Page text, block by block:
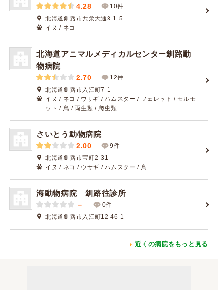
4.28
10件
北海道釧路市共栄大通8-1-5
イヌ / ネコ
北海道アニマルメディカルセンター釧路動
物病院
2.70
12件
北海道釧路市入江町7-1
イヌ / ネコ / ウサギ / ハムスター / フェレット / モルモ
ット / 鳥 / 両生類 / 爬虫類
さいとう動物病院
2.00
9件
北海道釧路市宝町2-31
イヌ / ネコ / ウサギ / ハムスター / 鳥
海動物病院 釧路往診所
－
0件
北海道釧路市入江町12-46-1
近くの病院をもっと見る